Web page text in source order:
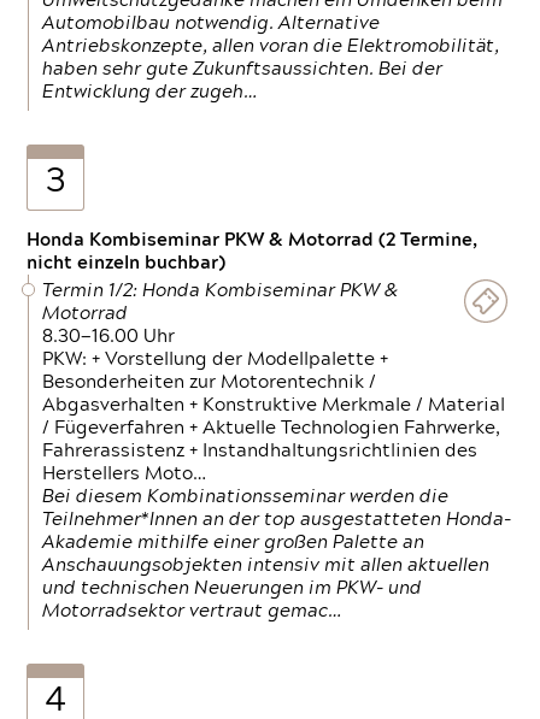
Automobilbau notwendig. Alternative
Antriebskonzepte, allen voran die Elektromobilität,
haben sehr gute Zukunftsaussichten. Bei der
Entwicklung der zugeh…
3
Honda Kombiseminar PKW & Motorrad (2 Termine,
nicht einzeln buchbar)
Termin 1/2: Honda Kombiseminar PKW &
Motorrad
8.30—16.00 Uhr
PKW: + Vorstellung der Modellpalette +
Besonderheiten zur Motorentechnik /
Abgasverhalten + Konstruktive Merkmale / Material
/ Fügeverfahren + Aktuelle Technologien Fahrwerke,
Fahrerassistenz + Instandhaltungsrichtlinien des
Herstellers Moto…
Bei diesem Kombinationsseminar werden die
Teilnehmer*Innen an der top ausgestatteten Honda-
Akademie mithilfe einer großen Palette an
Anschauungsobjekten intensiv mit allen aktuellen
und technischen Neuerungen im PKW- und
Motorradsektor vertraut gemac…
4